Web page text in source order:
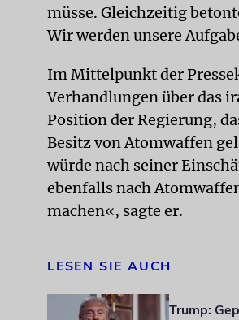
müsse. Gleichzeitig
Wir werden unsere
Im Mittelpunkt der
Verhandlungen über das
Position der Regierung,
Besitz von Atomwaffen
würde nach seiner
ebenfalls nach
machen«, sagte er.
LESEN SIE AUCH
Trump: